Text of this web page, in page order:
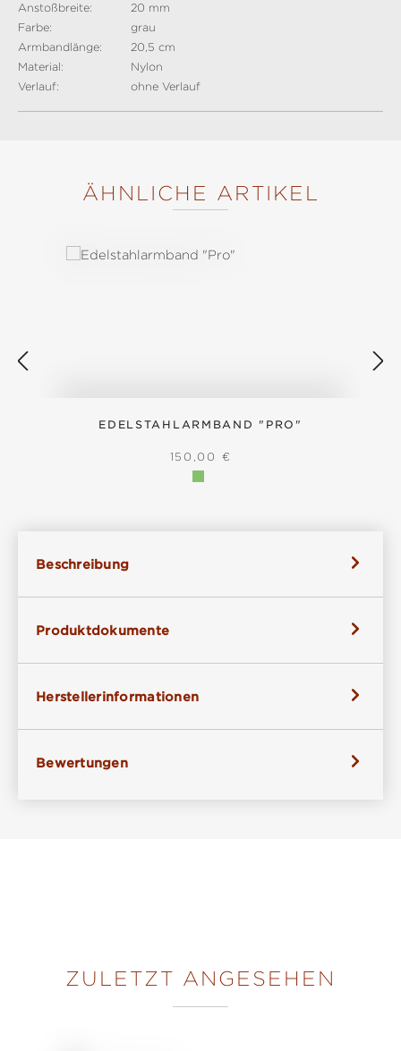
Anstoßbreite:
20 mm
Farbe:
grau
Armbandlänge:
20,5 cm
Material:
Nylon
Verlauf:
ohne Verlauf
ÄHNLICHE ARTIKEL
EDELSTAHLARMBAND "PRO"
REGULÄRER PREIS:
150,00 €
Beschreibung
Produktdokumente
Herstellerinformationen
Bewertungen
ZULETZT ANGESEHEN